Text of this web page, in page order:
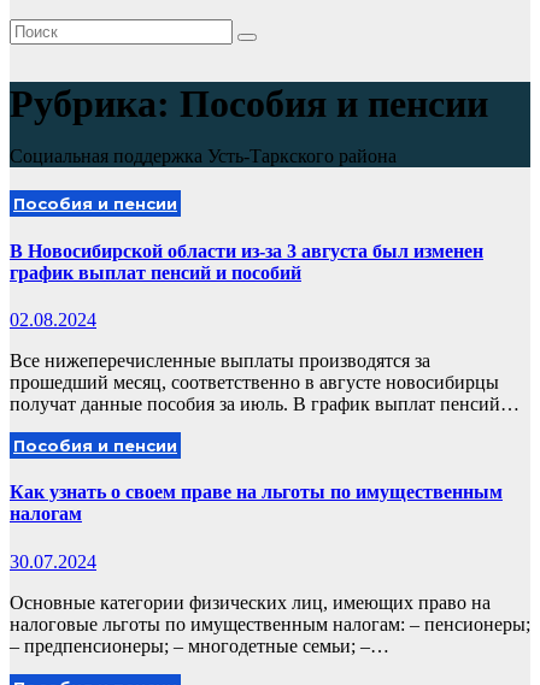
Рубрика: Пособия и пенсии
Социальная поддержка Усть-Таркского района
Пособия и пенсии
В Новосибирской области из-за 3 августа был изменен
график выплат пенсий и пособий
02.08.2024
Все нижеперечисленные выплаты производятся за
прошедший месяц, соответственно в августе новосибирцы
получат данные пособия за июль. В график выплат пенсий…
Пособия и пенсии
Как узнать о своем праве на льготы по имущественным
налогам
30.07.2024
Основные категории физических лиц, имеющих право на
налоговые льготы по имущественным налогам: – пенсионеры;
– предпенсионеры; – многодетные семьи; –…